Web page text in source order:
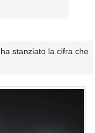
stanziato la cifra che